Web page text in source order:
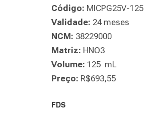
Código: MICPG25V-125
Validade: 24 meses
NCM: 38229000
Matriz: HNO3
Volume: 125 mL
Preço: R$693,55
FDS